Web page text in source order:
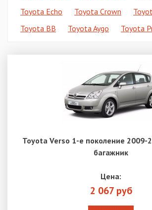
Toyota Echo
Toyota Crown
Toyota BB
Toyota Aygo Toyota
Toyota Verso 1-е поколение 2009-
багажник
Цена:
2 067 руб